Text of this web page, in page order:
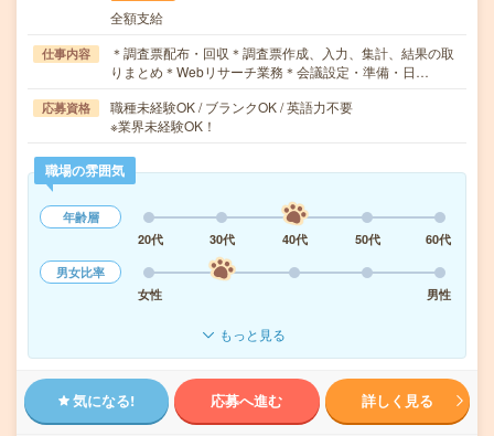
全額支給
仕事内容
＊調査票配布・回収＊調査票作成、入力、集計、結果の取
りまとめ＊Webリサーチ業務＊会議設定・準備・日…
応募資格
職種未経験OK / ブランクOK / 英語力不要
※業界未経験OK！
職場の雰囲気
年齢層
20代
30代 40代 50代
60代
男女比率
女性
男性
もっと見る
気になる! 応募へ進む 詳しく見る